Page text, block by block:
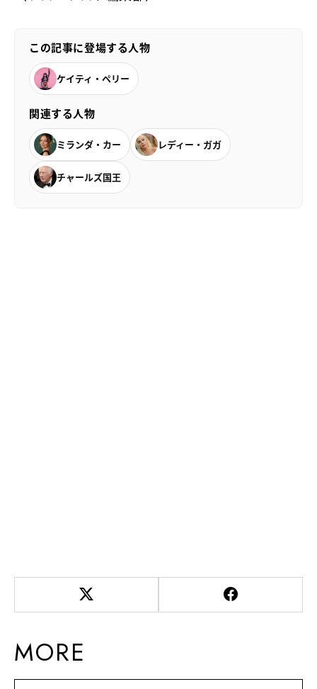
この記事に登場する人物
ケイティ・ペリー
関連する人物
ミランダ・カー レディー・ガガ
チャールズ国王
MORE